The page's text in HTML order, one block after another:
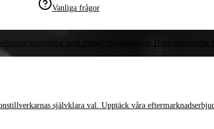
Vanliga frågor
med global tillgänglighet. Hitta reservdelar
självklara val. Upptäck våra